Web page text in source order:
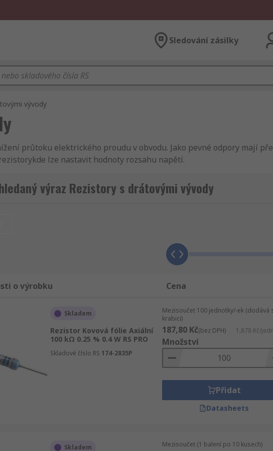
Sledování zásilky
vývody
průtoku elektrického proudu v obvodu. Jako pevné odpory mají
lze nastavit hodnoty rozsahu napětí.
fólie pro obecné použití nebo uhlíkové fólie, která vyžaduje
do otvorů v deskách plošných spojů.
automobilovém průmyslu, telekomunikacích a výrobě zdravotnických
pájení.
jsou s vinutým vodičem a axiálními komponenty:
formáty s vývody na obou koncích. Používají se pro aplikace na
kolem keramického, plastového nebo sklolaminátového jádra,
výraz Rezistory s drátovými vývody
o výrobku Cena
Skladem
Rezistor Kovová fólie Axiální
100 kΩ 0.25 % 0.4 W RS PRO
Skladové číslo RS 174-2835P
Mezisoučet 100 jednotky/-ek (dodává
krabici)
187,80 Kč(bez DPH) 1,878 Kč/
Množství
Přidat
Datasheets
Skladem Mezisoučet (1 balení po 10 kusech)